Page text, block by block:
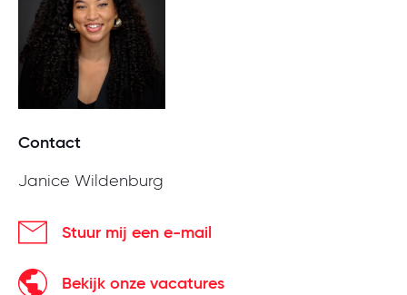
Contact
Janice Wildenburg
Stuur mij een e-mail
Bekijk onze vacatures